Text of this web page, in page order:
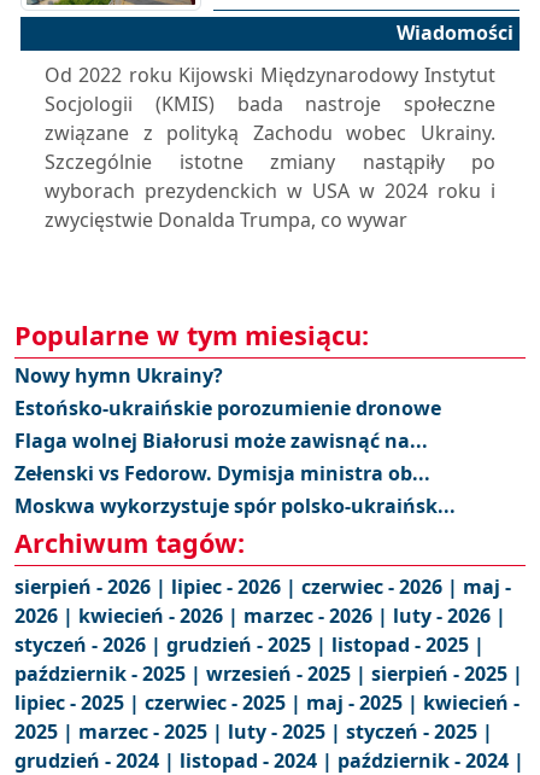
Wiadomości
Od 2022 roku Kijowski Międzynarodowy Instytut
Socjologii (KMIS) bada nastroje społeczne
związane z polityką Zachodu wobec Ukrainy.
Szczególnie istotne zmiany nastąpiły po
wyborach prezydenckich w USA w 2024 roku i
zwycięstwie Donalda Trumpa, co wywar
Popularne w tym miesiącu:
Nowy hymn Ukrainy?
Estońsko-ukraińskie porozumienie dronowe
Flaga wolnej Białorusi może zawisnąć na...
Zełenski vs Fedorow. Dymisja ministra ob...
Moskwa wykorzystuje spór polsko-ukraińsk...
Archiwum tagów:
sierpień - 2026 | lipiec - 2026 | czerwiec - 2026 | maj -
2026 | kwiecień - 2026 | marzec - 2026 | luty - 2026 |
styczeń - 2026 | grudzień - 2025 | listopad - 2025 |
październik - 2025 | wrzesień - 2025 | sierpień - 2025 |
lipiec - 2025 | czerwiec - 2025 | maj - 2025 | kwiecień -
2025 | marzec - 2025 | luty - 2025 | styczeń - 2025 |
grudzień - 2024 | listopad - 2024 | październik - 2024 |